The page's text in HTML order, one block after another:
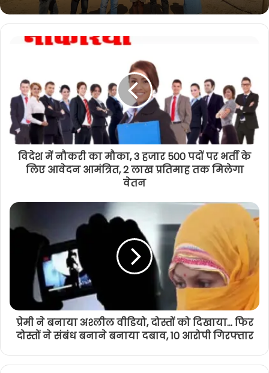
विदेश में नौकरी का मौका, 3 हजार 500 पदों पर भर्ती के
लिए आवेदन आमंत्रित, 2 लाख प्रतिमाह तक मिलेगा
वेतन
प्रेमी ने बनाया अश्लील वीडियो, दोस्तों को दिखाया... फिर
दोस्तों ने संबंध बनाने बनाया दबाव, 10 आरोपी गिरफ्तार